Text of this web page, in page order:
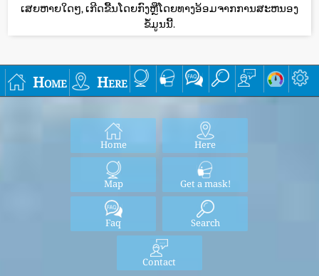
ເສຍຫາຍໃດໆ, ເກີດຂື້ນໂດຍກົງຫຼືໂດຍທາງອ້ອມຈາກການສະຫນອງ
ຂໍ້ມູນນີ້.
Home Here
Home Here
Map Get a mask!
Faq Search
Contact